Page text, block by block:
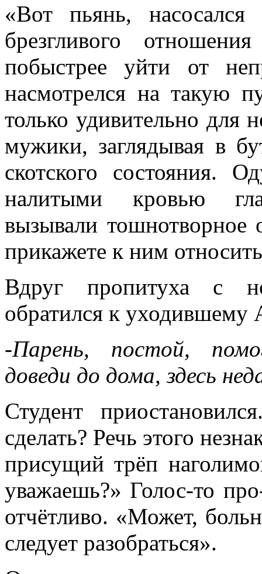
«Вот пьянь,
брезгливого
побыстрее уйти от
насмотрелся на такую
только удивительно для
мужики, заглядывая в
скотского состояния.
налитыми кровью
вызывали
прикажете к ним
Вдруг пропитуха с
обратился к
-Парень, постой,
доведи до дома, здесь
Студент
сделать? Речь этого
присущий трёп
уважаешь?» Голос-то
отчётливо. «Может,
следует разобраться».